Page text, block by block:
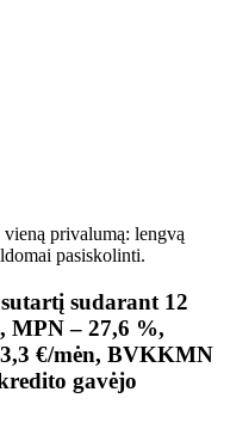
vieną privalumą: lengvą
pasiskolinti.
sudarant 12
MPN – 27,6 %,
€/mėn, BVKKMN
gavėjo